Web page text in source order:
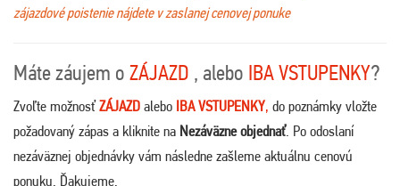
zájazdové poistenie nájdete v zaslanej cenovej ponuke
Máte záujem o ZÁJAZD , alebo IBA VSTUPENKY?
Zvoľte možnosťZÁJAZD alebo IBA VSTUPENKY, do poznámky vložte
požadovaný zápas a kliknite na Nezáväzne objednať. Po odoslaní
nezáväznej objednávky vám následne zašleme aktuálnu cenovú
ponuku. Ďakujeme.